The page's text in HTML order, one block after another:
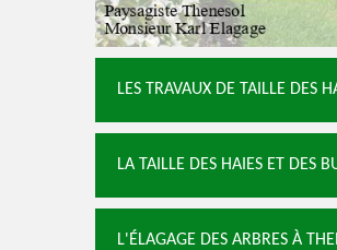
LES TRAVAUX DE TAILLE DES
LA TAILLE DES HAIES ET DES
L'ÉLAGAGE DES ARBRES À